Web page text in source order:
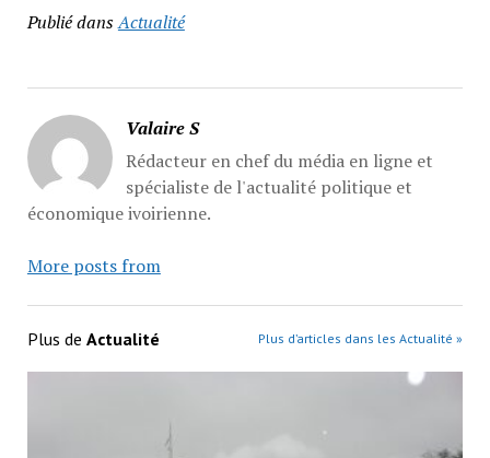
Publié dansActualité
Valaire S
Rédacteur en chef du média en ligne et
spécialiste de l'actualité politique et
économique ivoirienne.
More posts from
Plus de Actualité Plus d’articles dans les Actualité »